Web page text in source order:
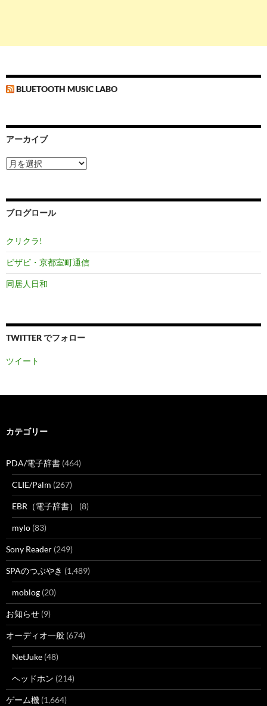
BLUETOOTH MUSIC LABO
アーカイブ
ア
ー
ブログロール
クリクラ!
ビザビ・京都室町通信
同居人日和
TWITTER でフォロー
ツイート
カテゴリー
PDA/電子辞書 (464)
CLIE/Palm (267)
EBR（電子辞書） (8)
mylo (83)
Sony Reader (249)
SPAのつぶやき (1,489)
moblog (20)
お知らせ (9)
オーディオ一般 (674)
NetJuke (48)
ヘッドホン (214)
ゲーム機 (1,664)